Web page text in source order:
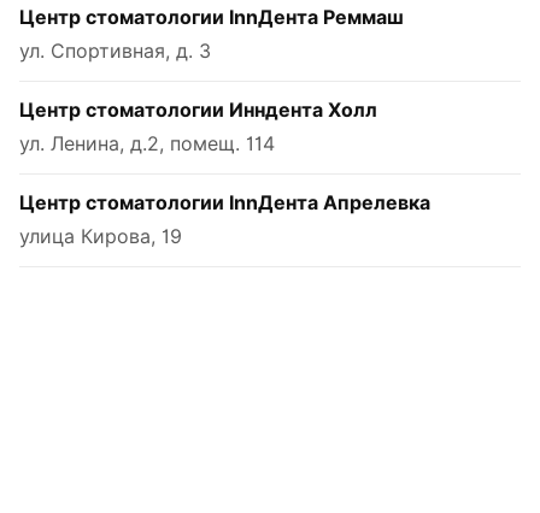
Центр стоматологии InnДента Реммаш
ул. Спортивная, д. 3
Центр стоматологии Инндента Холл
ул. Ленина, д.2, помещ. 114
Центр стоматологии InnДента Апрелевка
улица Кирова, 19